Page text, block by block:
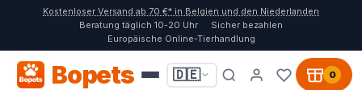
Kostenloser Versand ab 70 €* in Belgien und den Niederlanden
Beratung täglich 10-20 Uhr
Sicher bezahlen
Europäische Online-Tierhandlung
Bopets 🇩🇪 0